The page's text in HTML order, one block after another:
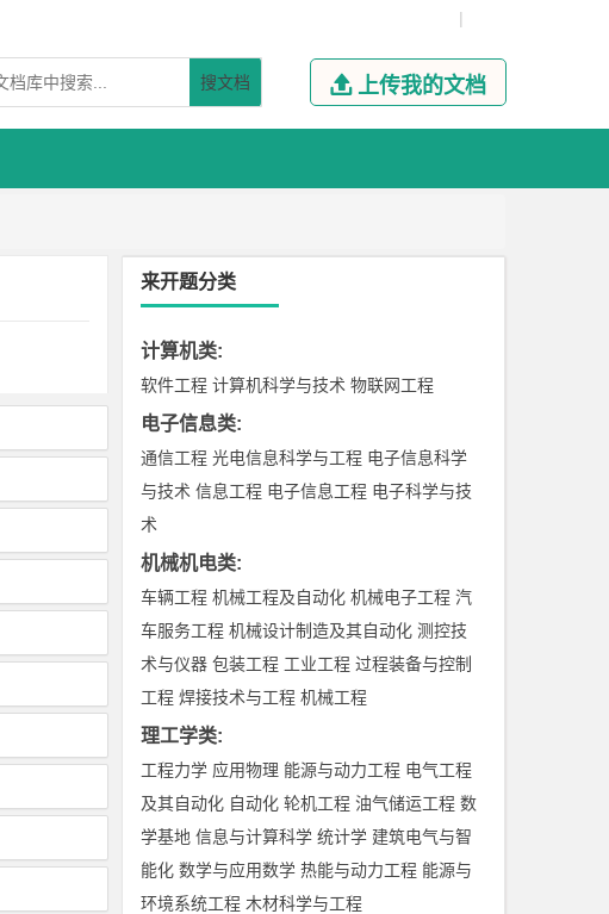
|
搜文档  上传我的文档
来开题分类
计算机类:
软件工程 计算机科学与技术 物联网工程
电子信息类:
通信工程 光电信息科学与工程 电子信息科学
与技术 信息工程 电子信息工程 电子科学与技
术
机械机电类:
车辆工程 机械工程及自动化 机械电子工程 汽
车服务工程 机械设计制造及其自动化 测控技
术与仪器 包装工程 工业工程 过程装备与控制
工程 焊接技术与工程 机械工程
理工学类:
工程力学 应用物理 能源与动力工程 电气工程
及其自动化 自动化 轮机工程 油气储运工程 数
学基地 信息与计算科学 统计学 建筑电气与智
能化 数学与应用数学 热能与动力工程 能源与
环境系统工程 木材科学与工程